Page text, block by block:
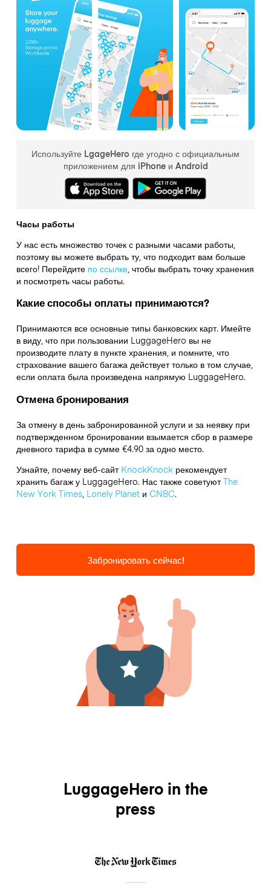
Используйте LgageHero где угодно с официальным
приложением для iPhone и Android
Часы работы
У нас есть множество точек с разными часами работы,
поэтому вы можете выбрать ту, что подходит вам больше
всего! Перейдите по ссылке,чтобы выбрать точку хранения
и посмотреть часы работы.
Какие способы оплаты принимаются?
Принимаются все основные типы банковских карт. Имейте
в виду, что при пользовании LuggageHero вы не
производите плату в пункте хранения, и помните, что
страхование вашего багажа действует только в том случае,
если оплата была произведена напрямую LuggageHero.
Отмена бронирования
За отмену в день забронированной услуги и за неявку при
подтвержденном бронировании взымается сбор в размере
дневного тарифа в сумме €4.90 за одно место.
Узнайте, почему веб-сайт KnockKnockрекомендует
хранить багаж у LuggageHero. Нас также советуютThe
New York Times, Lonely Planetи CNBC.
Забронировать сейчас!
LuggageHero in the
press